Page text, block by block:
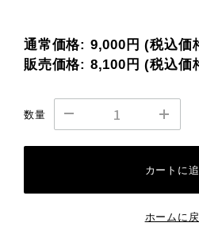
通常価格: 9,000円 (税込価
販売価格: 8,100円 (税込価
数量
カートに
ホームに